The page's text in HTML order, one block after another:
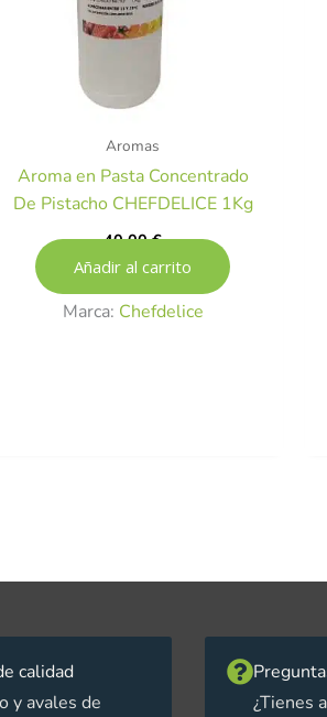
Aromas
Aroma en Pasta Concentrado
De Pistacho CHEFDELICE 1Kg
40,00€
Añadir al carrito
Marca: Chefdelice
calidad
y avales de
¿Tienes